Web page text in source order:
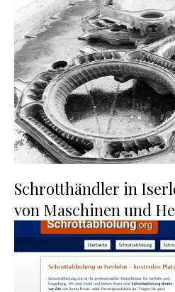
Schrotthändler in
von Maschinen und